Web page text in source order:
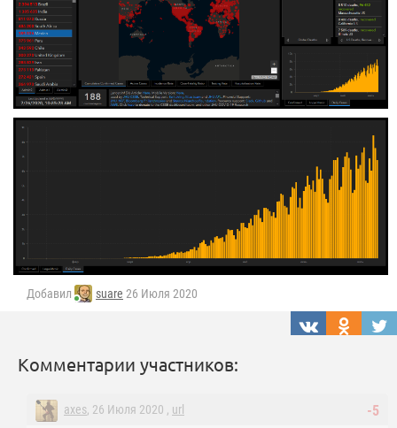
Добавил suare 26 Июля 2020
Комментарии участников:
-5
axes, 26 Июля 2020 , url